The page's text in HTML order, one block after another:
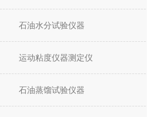
石油水分试验仪器
运动粘度仪器测定仪
石油蒸馏试验仪器